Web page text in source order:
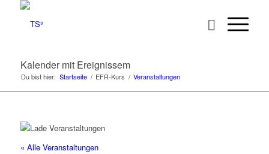
Kalender mit Ereignissem
Du bist hier: Startseite / EFR-Kurs / Veranstaltungen
« Alle Veranstaltungen